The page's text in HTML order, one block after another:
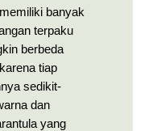
banyak
terpaku
berbeda
tiap
sedikit-
dan
yang